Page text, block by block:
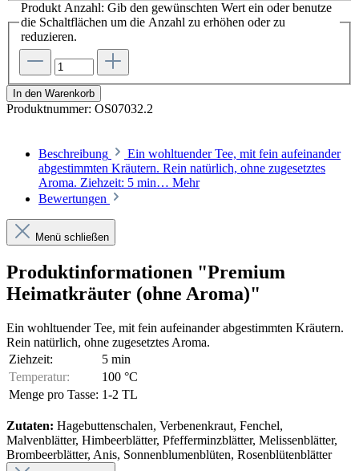
Produkt Anzahl: Gib den gewünschten Wert ein oder benutze
die Schaltflächen um die Anzahl zu erhöhen oder zu
reduzieren.
In den Warenkorb
Produktnummer: OS07032.2
Beschreibung
Ein wohltuender Tee, mit fein aufeinander
abgestimmten Kräutern. Rein natürlich, ohne zugesetztes
Aroma. Ziehzeit: 5 min… Mehr
Bewertungen
Menü schließen
Produktinformationen "Premium
Heimatkräuter (ohne Aroma)"
Ein wohltuender Tee, mit fein aufeinander abgestimmten Kräutern.
Rein natürlich, ohne zugesetztes Aroma.
Ziehzeit:
5 min
Temperatur:
100 °C
Menge pro Tasse: 1-2 TL
Zutaten: Hagebuttenschalen, Verbenenkraut, Fenchel,
Malvenblätter, Himbeerblätter, Pfefferminzblätter, Melissenblätter,
Brombeerblätter, Anis, Sonnenblumenblüten, Rosenblütenblätter